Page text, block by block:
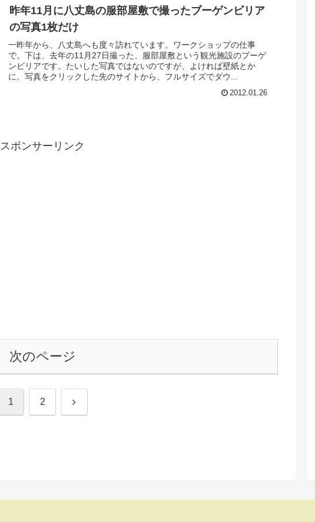
昨年11月に八丈島の服部屋敷で撮ったブーゲンビリア
の写真1枚だけ
一昨年から、八丈島へも度々訪れています。ワークショップの仕事
で。下は、去年の11月27日撮った、服部屋敷という観光施設のブーゲ
ンビリアです。たいした写真ではないのですが、よければ壁紙とか
に。写真をクリックした先のサイトから、フルサイズでダウ...
2012.01.26
スポンサーリンク
次のページ
1 2 次